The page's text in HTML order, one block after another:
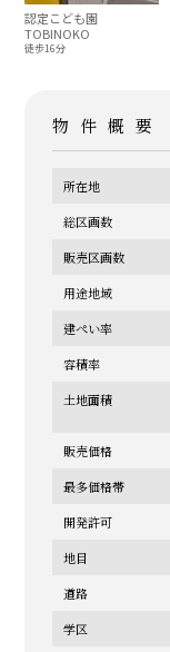
認定こども園
TOBINOKO
徒歩16分
物件概要
所在地
総区画数
販売区画数
用途地域
建ぺい率
容積率
土地面積
販売価格
最多価格帯
開発許可
地目
道路
学区